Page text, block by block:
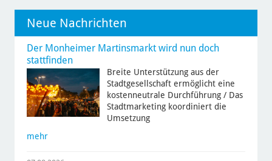
Neue Nachrichten
Der Monheimer Martinsmarkt wird nun doch
stattfinden
Breite Unterstützung aus der
Stadtgesellschaft ermöglicht eine
kostenneutrale Durchführung / Das
Stadtmarketing koordiniert die
Umsetzung
mehr